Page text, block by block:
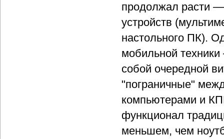
продолжал расти
устройств
настольного ПК).
мобильной
собой очередной
"пограничные"
компьютерами и
функционал
меньшем, чем